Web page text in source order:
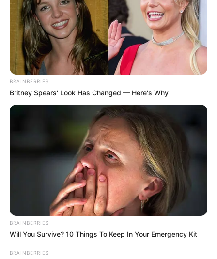
BRAINBERRIES
Britney Spears' Look Has Changed — Here's Why
BRAINBERRIES
Will You Survive? 10 Things To Keep In Your Emergency Kit
BRAINBERRIES